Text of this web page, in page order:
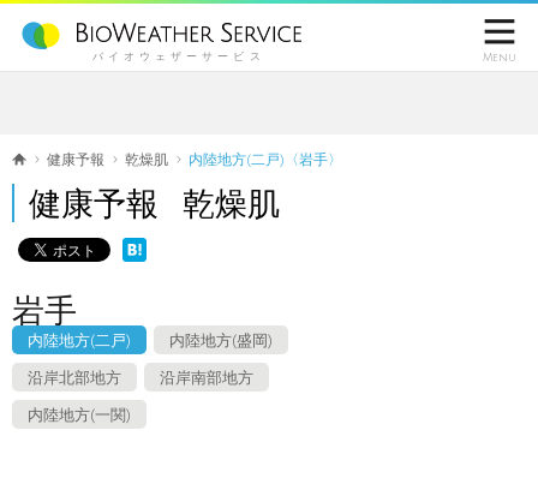
バイオウェザーサービス

Menu
健康予報 乾燥肌 内陸地方(二戸)〈岩手〉
健康予報 乾燥肌
岩手
内陸地方(二戸) 内陸地方(盛岡)
沿岸北部地方 沿岸南部地方
内陸地方(一関)